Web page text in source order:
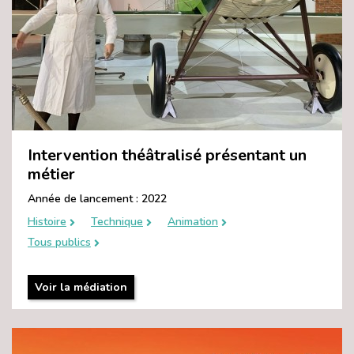
Intervention théâtralisé présentant un
métier
Année de lancement : 2022
Histoire
Technique
Animation
Tous publics
Voir la médiation